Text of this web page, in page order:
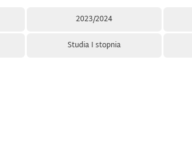
2023/2024
Studia I stopnia